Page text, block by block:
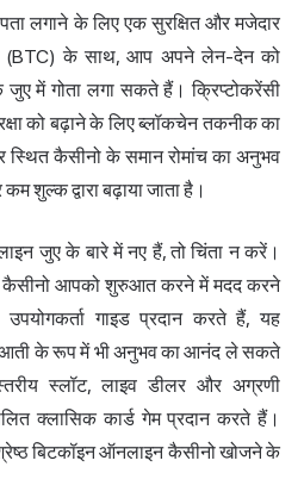
लगाने के लिए एक सुरक्षित और मजेदार
(BTC) के साथ, आप अपने लेन-देन को
में गोता लगा सकते हैं। क्रिप्टोकरेंसी
को बढ़ाने के लिए ब्लॉकचेन तकनीक का
कैसीनो के समान रोमांच का अनुभव
शुल्क द्वारा बढ़ाया जाता है।
जुए के बारे में नए हैं, तो चिंता न करें।
कैसीनो आपको शुरुआत करने में मदद करने
गाइड प्रदान करते हैं, यह
के रूप में भी अनुभव का आनंद ले सकते
स्लॉट, लाइव डीलर और अग्रणी
क्लासिक कार्ड गेम प्रदान करते हैं।
बिटकॉइन ऑनलाइन कैसीनो खोजने के